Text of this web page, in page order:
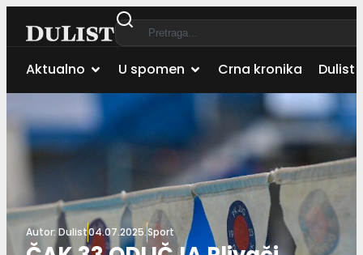
Aktualno U spomen Crna kronika Dulist
Autor: Dulist04.07.2025.Sport